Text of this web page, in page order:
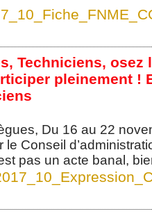
Techniciens,
pleinement !
Du 16 au 22
Conseil
pas un acte banal,